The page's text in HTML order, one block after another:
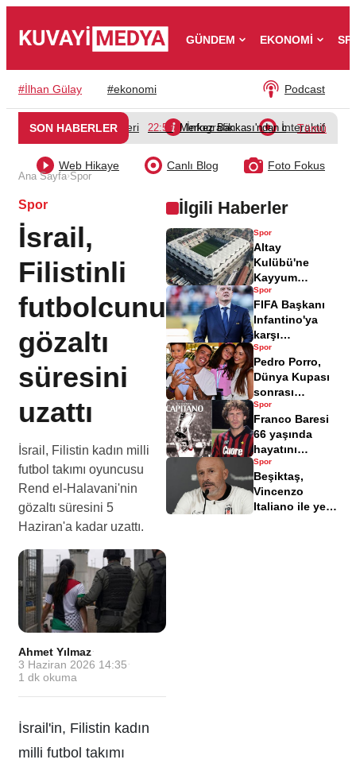
GÜNDEM EKONOMİ
#İlhan Gülay #ekonomi Podcast
İnteraktif
İnfografik
Video Galeri
Foto Fokus
Canlı Blog
Web Hikaye
SON HABERLER 22:50 Merkez Bankası'ndan dövizTümü
Ana Sayfa›Spor
Spor
İsrail,
Filistinli
futbolcunun
gözaltı
süresini
uzattı
İsrail, Filistin kadın milli
futbol takımı oyuncusu
Rend el-Halavani'nin
gözaltı süresini 5
Haziran'a kadar uzattı.
Ahmet Yılmaz·
3 Haziran 2026 14:35 ·
1 dk okuma
İsrail'in, Filistin kadın
milli futbol takımı
İlgili Haberler
Spor
Altay
Kulübü'ne
Kayyum
Atanacak,
Başkan
Açıklama Yaptı
Spor
FIFA Başkanı
Infantino'ya
karşı
danışmanından
istifa bildirimi
Spor
Pedro Porro,
Dünya Kupası
sonrası
Antalya'da tatil
yapıyor
Spor
Franco Baresi
66 yaşında
hayatını
kaybetti
Spor
Beşiktaş,
Vincenzo
Italiano ile yeni